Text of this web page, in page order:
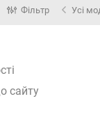
Фільтр Усі
сайту